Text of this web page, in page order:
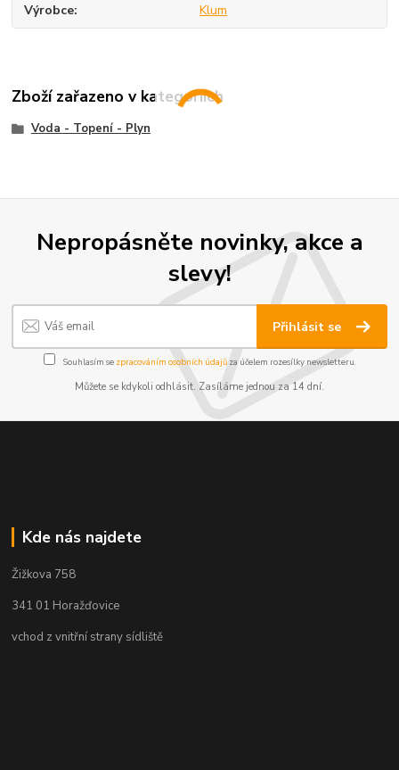
Výrobce Klum
Zboží zařazeno v kategoriích
Voda - Topení - Plyn
Nepropásněte novinky, akce a
slevy!
Přihlásit se
Souhlasím se zpracováním osobních údajůza účelem rozesílky newsletteru.
Můžete se kdykoli odhlásit. Zasíláme jednou za 14 dní.
Kde nás najdete
Žižkova 758
341 01 Horažďovice
vchod z vnitřní strany sídliště